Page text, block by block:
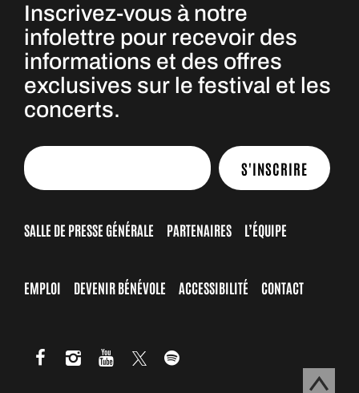
Inscrivez-vous à notre
infolettre pour recevoir des
informations et des offres
exclusives sur le festival et les
concerts.
S'INSCRIRE
SALLE DE PRESSE GÉNÉRALE PARTENAIRES L’ÉQUIPE
EMPLOI DEVENIR BÉNÉVOLE ACCESSIBILITÉ CONTACT